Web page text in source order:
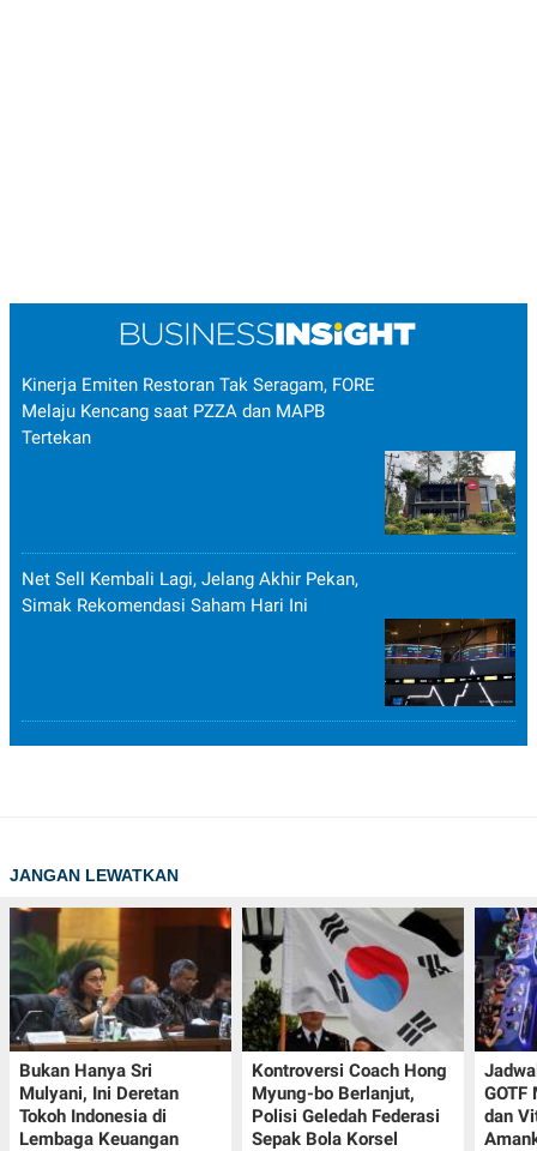
Kinerja Emiten Restoran Tak Seragam, FORE
Melaju Kencang saat PZZA dan MAPB
Tertekan
Net Sell Kembali Lagi, Jelang Akhir Pekan,
Simak Rekomendasi Saham Hari Ini
JANGAN LEWATKAN
Bukan Hanya Sri
Mulyani, Ini Deretan
Tokoh Indonesia di
Lembaga Keuangan
Kontroversi Coach Hong
Myung-bo Berlanjut,
Polisi Geledah Federasi
Sepak Bola Korsel
GOTF
dan